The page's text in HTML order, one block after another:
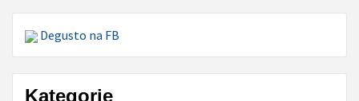
Degusto na FB
Kategorie